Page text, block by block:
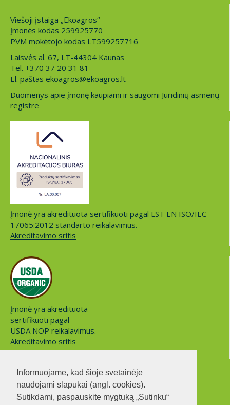
Informuojame, kad šioje svetainėje
naudojami slapukai (angl. cookies).
Sutikdami, paspauskite mygtuką „Sutinku“
Viešoji įstaiga „Ekoagros“
Įmonės kodas 259925770
PVM mokėtojo kodas LT599257716
Laisvės al. 67, LT-44304 Kaunas
Tel. +370 37 20 31 81
El. paštas ekoagros@ekoagros.lt
Duomenys apie įmonę kaupiami ir saugomi Juridinių asmenų
registre
Įmonė yra akredituota sertifikuoti pagal LST EN ISO/IEC
17065:2012 standarto reikalavimus.
Akreditavimo sritis
Įmonė yra akredituota
sertifikuoti pagal
USDA NOP reikalavimus.
Akreditavimo sritis